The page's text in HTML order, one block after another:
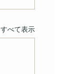
すべて表示